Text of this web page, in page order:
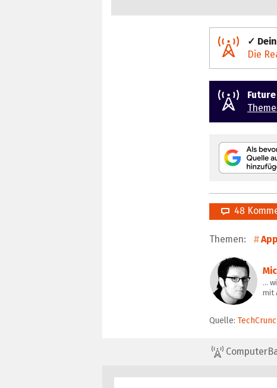
✓
Die
48
Themen:
…
mit
Quelle: